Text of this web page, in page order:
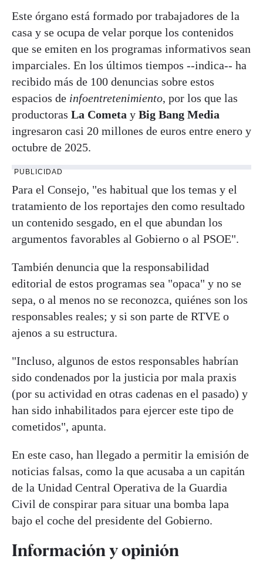
Este órgano está formado por trabajadores de la
casa y se ocupa de velar porque los contenidos
que se emiten en los programas informativos sean
imparciales. En los últimos tiempos --indica-- ha
recibido más de 100 denuncias sobre estos
espacios de infoentretenimiento, por los que las
productoras La Cometa y Big Bang Media
ingresaron casi 20 millones de euros entre enero y
octubre de 2025.
PUBLICIDAD
Para el Consejo, "es habitual que los temas y el
tratamiento de los reportajes den como resultado
un contenido sesgado, en el que abundan los
argumentos favorables al Gobierno o al PSOE".
También denuncia que la responsabilidad
editorial de estos programas sea "opaca" y no se
sepa, o al menos no se reconozca, quiénes son los
responsables reales; y si son parte de RTVE o
ajenos a su estructura.
"Incluso, algunos de estos responsables habrían
sido condenados por la justicia por mala praxis
(por su actividad en otras cadenas en el pasado) y
han sido inhabilitados para ejercer este tipo de
cometidos", apunta.
En este caso, han llegado a permitir la emisión de
noticias falsas, como la que acusaba a un capitán
de la Unidad Central Operativa de la Guardia
Civil de conspirar para situar una bomba lapa
bajo el coche del presidente del Gobierno.
Información y opinión